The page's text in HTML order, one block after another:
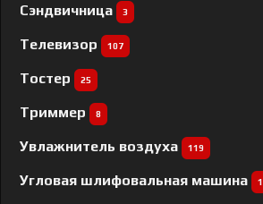
Сэндвичница 3
Телевизор 107
Тостер 25
Триммер 8
Увлажнитель воздуха 119
Угловая шлифовальная машина 1